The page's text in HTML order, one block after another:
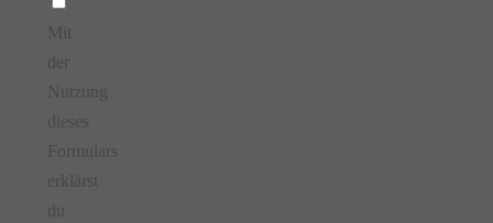
Mit
der
Nutzung
dieses
Formulars
erklärst
du